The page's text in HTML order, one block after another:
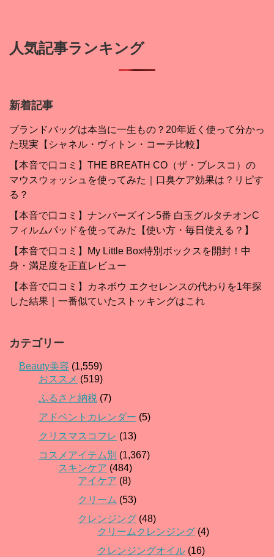
人気記事ランキング
新着記事
ブランドバッグは本当に一生もの？20年近く使って分かっ
た現実【シャネル・ヴィトン・コーチ比較】
【本音で口コミ】THE BREATH CO（ザ・ブレスコ）の
マウスウォッシュを使ってみた｜口臭ケア効果は？リピす
る？
【本音で口コミ】ナンバーズイン5番 白玉グルタチオンC
フィルムパッドを使ってみた【使い方・毎日使える？】
【本音で口コミ】My Little Box特別ボックスを開封！中
身・満足度を正直レビュー
【本音で口コミ】カネボウ エクセレンスの代わりを1年探
した結果｜一番似ていたストッキングはこれ
カテゴリー
Beauty美容 (1,559)
おススメ (519)
ふるさと納税 (7)
アドベントカレンダー (5)
クリスマスコフレ (13)
コスメアイテム別 (1,367)
スキンケア (484)
アイケア (8)
クリーム (53)
クレンジング (48)
クリームクレンジング (4)
クレンジングオイル (16)